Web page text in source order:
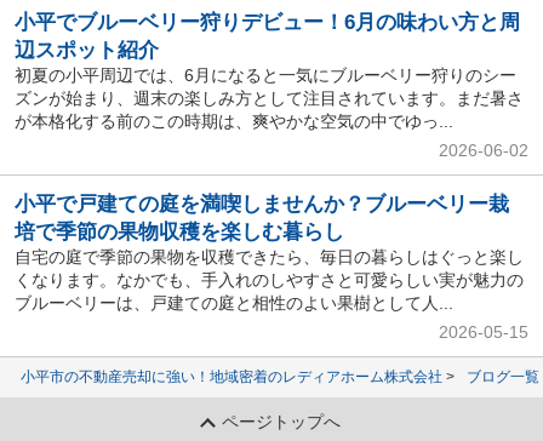
小平でブルーベリー狩りデビュー！6月の味わい方と周
辺スポット紹介
初夏の小平周辺では、6月になると一気にブルーベリー狩りのシー
ズンが始まり、週末の楽しみ方として注目されています。まだ暑さ
が本格化する前のこの時期は、爽やかな空気の中でゆっ...
2026-06-02
小平で戸建ての庭を満喫しませんか？ブルーベリー栽
培で季節の果物収穫を楽しむ暮らし
自宅の庭で季節の果物を収穫できたら、毎日の暮らしはぐっと楽し
くなります。なかでも、手入れのしやすさと可愛らしい実が魅力の
ブルーベリーは、戸建ての庭と相性のよい果樹として人...
2026-05-15
小平市の不動産売却に強い！地域密着のレディアホーム株式会社 ブログ一覧
ページトップへ